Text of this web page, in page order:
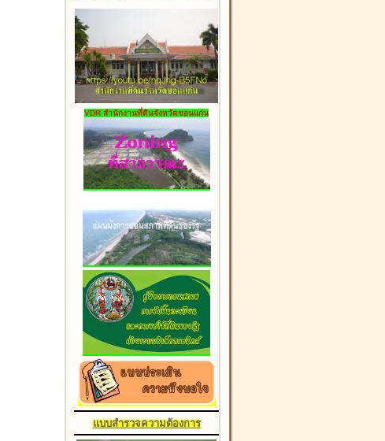
VDR สำนักงานที่ดินจังหวัดขอนแก่น
แบบสำรวจความต้องการ